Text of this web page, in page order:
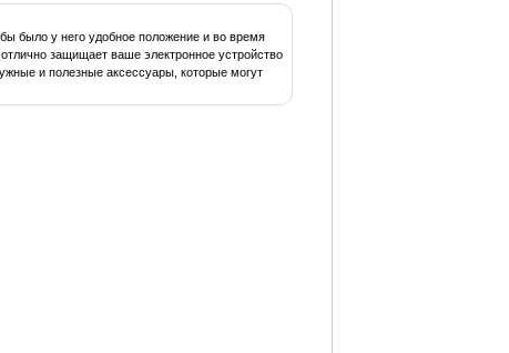
было у него удобное положение и во время
защищает ваше электронное устройство
и полезные аксессуары, которые могут